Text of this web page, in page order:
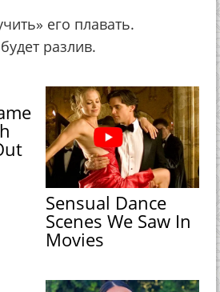
его плавать.
разлив.
Sensual Dance
Scenes We Saw In
Movies